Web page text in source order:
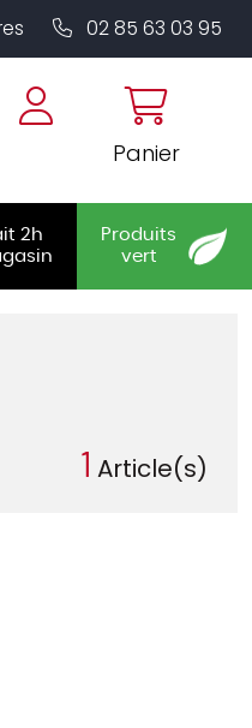
02 85 63 03 95
Panier
2h
Produits
vert
1 Article(s)